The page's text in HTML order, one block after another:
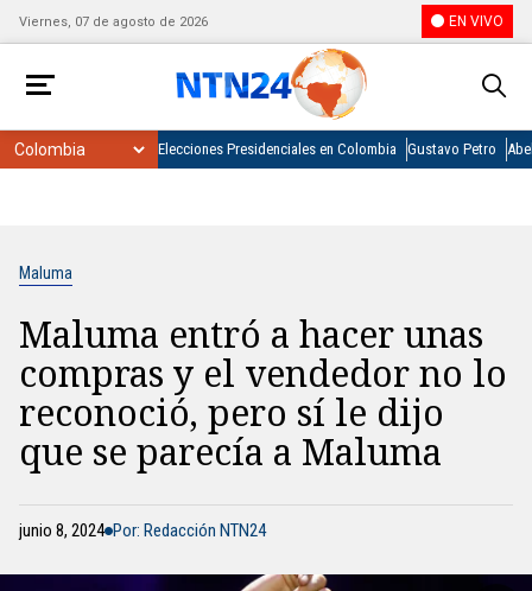
Viernes, 07 de agosto de 2026 EN VIVO
Elecciones Presidenciales en Colombia Gustavo Petro
Maluma
Maluma entró a hacer unas
compras y el vendedor no lo
reconoció, pero sí le dijo
que se parecía a Maluma
junio 8, 2024 Por: Redacción NTN24